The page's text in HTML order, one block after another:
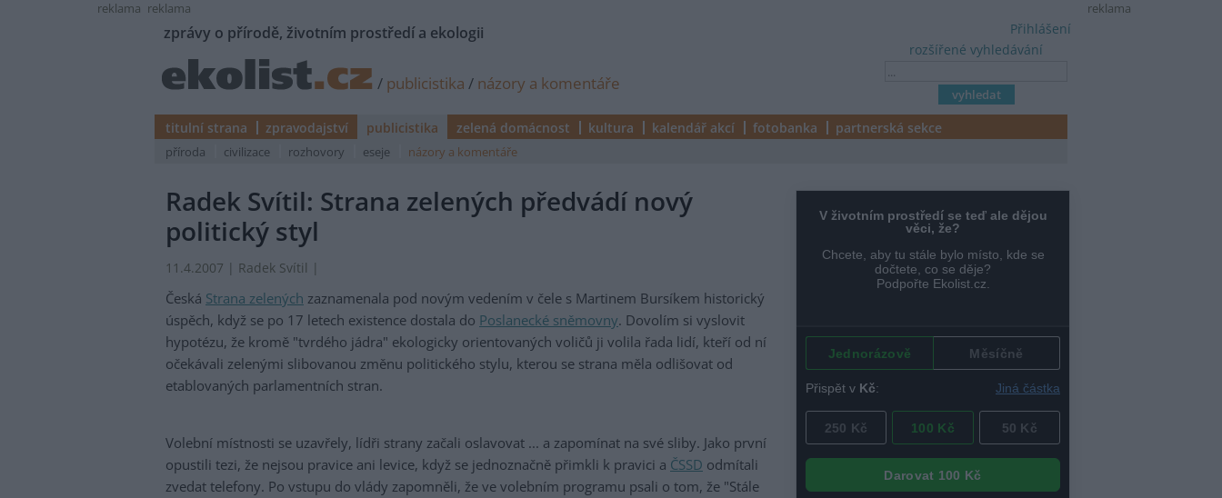
reklama
reklama reklama
zprávy o přírodě, životním prostředí a ekologii
/ publicistika / názory a komentáře
rozšířené vyhledávání
Přihlášení
titulní strana zpravodajství publicistika zelená domácnost kultura kalendář akcí fotobanka partnerská sekce
příroda civilizace rozhovory eseje názory a komentáře
Radek Svítil: Strana zelených předvádí nový
politický styl
11.4.2007 | Radek Svítil |
Česká Strana zelených zaznamenala pod novým vedením v čele s Martinem Bursíkem historický
úspěch, když se po 17 letech existence dostala do Poslanecké sněmovny. Dovolím si vyslovit
hypotézu, že kromě "tvrdého jádra" ekologicky orientovaných voličů ji volila řada lidí, kteří od ní
očekávali zelenými slibovanou změnu politického stylu, kterou se strana měla odlišovat od
etablovaných parlamentních stran.
Volební místnosti se uzavřely, lídři strany začali oslavovat ... a zapomínat na své sliby. Jako první
opustili tezi, že nejsou pravice ani levice, když se jednoznačně přimkli k pravici a ČSSD odmítali
zvedat telefony. Po vstupu do vlády zapomněli, že ve volebním programu psali o tom, že "Stále